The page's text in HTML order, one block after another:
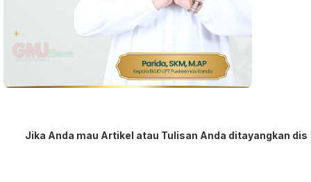
mau Artikel atau Tulisan Anda ditayangkan disini,